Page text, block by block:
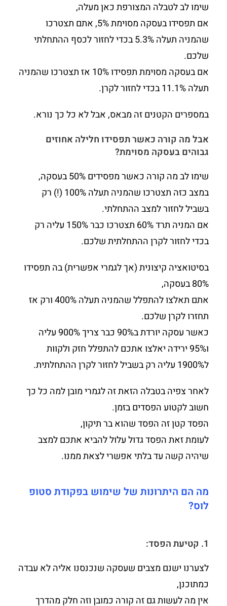
שימו לב לטבלה המצורפת כאן מעלה,
אם תפסידו בעסקה מסוימת 5%, אתם תצטרכו
שהמניה תעלה 5.3% בכדי לחזור לכסף ההתחלתי
שלכם.
אם בעסקה מסוימת תפסידו 10% אז תצטרכו שהמניה
תעלה 11.1% בכדי לחזור לקרן.
במספרים הקטנים זה מבאס, אבל לא כל כך נורא.
אבל מה קורה כאשר תפסידו חלילה אחוזים
גבוהים בעסקה מסוימת?
שימו לב מה קורה כאשר מפסידים 50% בעסקה,
במצב כזה תצטרכו שהמניה תעלה 100% (!) רק
בשביל לחזור למצב ההתחלתי.
אם המניה תרד 60% תצטרכו כבר 150% עליה רק
בכדי לחזור לקרן ההתחלתית שלכם.
בסיטואציה קיצונית (אך לגמרי אפשרית) בה תפסידו
80% בעסקה,
אתם תאלצו להתפלל שהמניה תעלה 400% ורק אז
תחזרו לקרן שלכם.
כאשר עסקה יורדת ב90% כבר צריך 900% עליה
ו95% ירידה יאלצו אתכם להתפלל חזק ולקוות
ל1900% עליה רק בשביל לחזור לקרן ההתחלתית.
לאחר צפיה בטבלה הזאת זה לגמרי מובן למה כל כך
חשוב לקטוע הפסדים בזמן.
הפסד קטן זה הפסד שהוא בר תיקון,
לעומת זאת הפסד גדול עלול להביא אתכם למצב
שיהיה קשה עד בלתי אפשרי לצאת ממנו.
מה הם היתרונות של שימוש בפקודת סטופ
לוס?
1. קטיעת הפסד:
לצערנו ישנם מצבים שעסקה שנכנסנו אליה לא עבדה
כמתוכנן,
אין מה לעשות גם זה קורה כמובן וזה חלק מהדרך